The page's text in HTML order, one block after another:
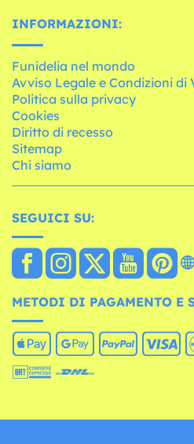
INFORMAZIONI:
Funidelia nel mondo
Avviso Legale e Condizioni di
Politica sulla privacy
Cookies
Diritto di recesso
Sitemap
Chi siamo
SEGUICI SU:
METODI DI PAGAMENTO E